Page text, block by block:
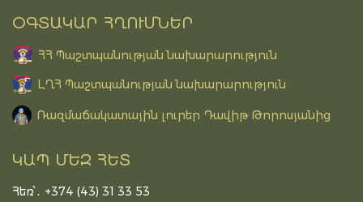
ՕԳՏԱԿԱՐ ՀՂՈՒՄՆԵՐ
ՀՀ Պաշտպանության նախարարություն
ԼՂՀ Պաշտպանության նախարարություն
Ռազմաճակատային լուրեր Դավիթ Թորոսյանից
ԿԱՊ ՄԵԶ ՀԵՏ
Հեռ՝․ +374 (43) 31 33 53